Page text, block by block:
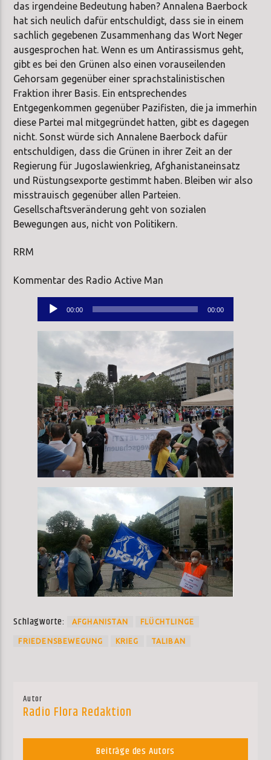
das irgendeine Bedeutung haben? Annalena Baerbock
hat sich neulich dafür entschuldigt, dass sie in einem
sachlich gegebenen Zusammenhang das Wort Neger
ausgesprochen hat. Wenn es um Antirassismus geht,
gibt es bei den Grünen also einen vorauseilenden
Gehorsam gegenüber einer sprachstalinistischen
Fraktion ihrer Basis. Ein entsprechendes
Entgegenkommen gegenüber Pazifisten, die ja immerhin
diese Partei mal mitgegründet hatten, gibt es dagegen
nicht. Sonst würde sich Annalene Baerbock dafür
entschuldigen, dass die Grünen in ihrer Zeit an der
Regierung für Jugoslawienkrieg, Afghanistaneinsatz
und Rüstungsexporte gestimmt haben. Bleiben wir also
misstrauisch gegenüber allen Parteien.
Gesellschaftsveränderung geht von sozialen
Bewegungen aus, nicht von Politikern.
RRM
Kommentar des Radio Active Man
Audio-
00:00 00:00
Schlagworte: AFGHANISTAN FLÜCHTLINGE
FRIEDENSBEWEGUNG KRIEG TALIBAN
Autor
Radio Flora Redaktion
Beiträge des Autors